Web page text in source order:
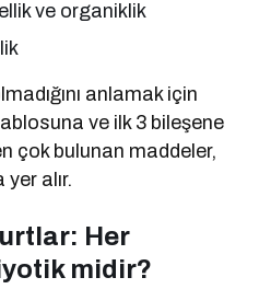
ve organiklik
anlamak için
ve ilk 3 bileşene
çok bulunan maddeler,
alır.
Her
midir?